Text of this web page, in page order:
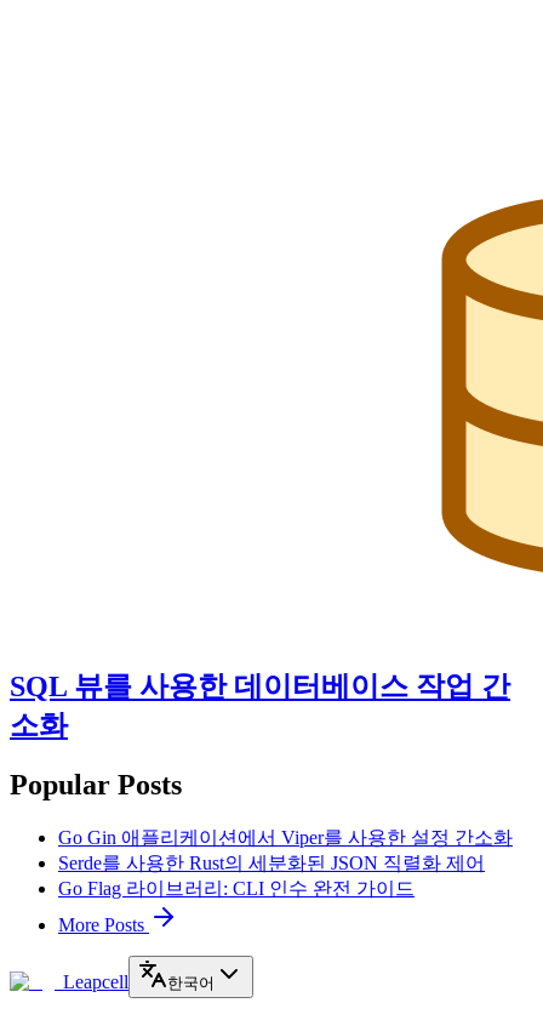
SQL 뷰를 사용한 데이터베이스 작업 간
소화
Popular Posts
Go Gin 애플리케이션에서 Viper를 사용한 설정 간소화
Serde를 사용한 Rust의 세분화된 JSON 직렬화 제어
Go Flag 라이브러리: CLI 인수 완전 가이드
More Posts
Leapcell 한국어